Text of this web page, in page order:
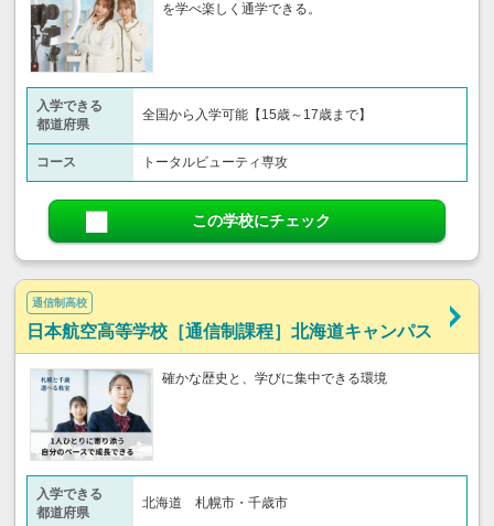
を学べ楽しく通学できる。
入学できる
都道府県
全国から入学可能【15歳～17歳まで】
コース トータルビューティ専攻
この学校にチェック
通信制高校
日本航空高等学校［通信制課程］北海道キャンパス
確かな歴史と、学びに集中できる環境
入学できる
都道府県
北海道 札幌市・千歳市